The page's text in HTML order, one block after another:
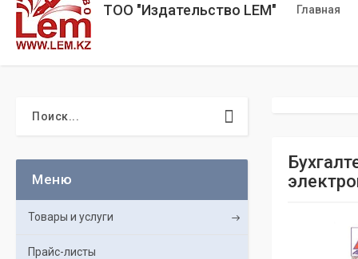
ТОО "Издательство LEM" Главная
Товары и услуги
Прайс-листы